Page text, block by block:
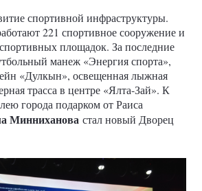
спортивной инфраструктуры.
221 спортивное сооружение и
площадок. За последние
манеж «Энергия спорта»,
«Дулкын», освещенная лыжная
трасса в центре «Ялта-Зай». К
города подарком от Раиса
Минниханова стал новый Дворец